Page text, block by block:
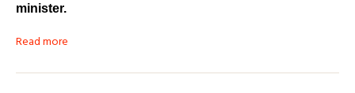
minister.
Read more